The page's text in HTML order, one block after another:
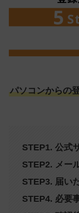
パソコンからの
STEP1. 公式
STEP2. メー
STEP3. 届い
STEP4. 必要